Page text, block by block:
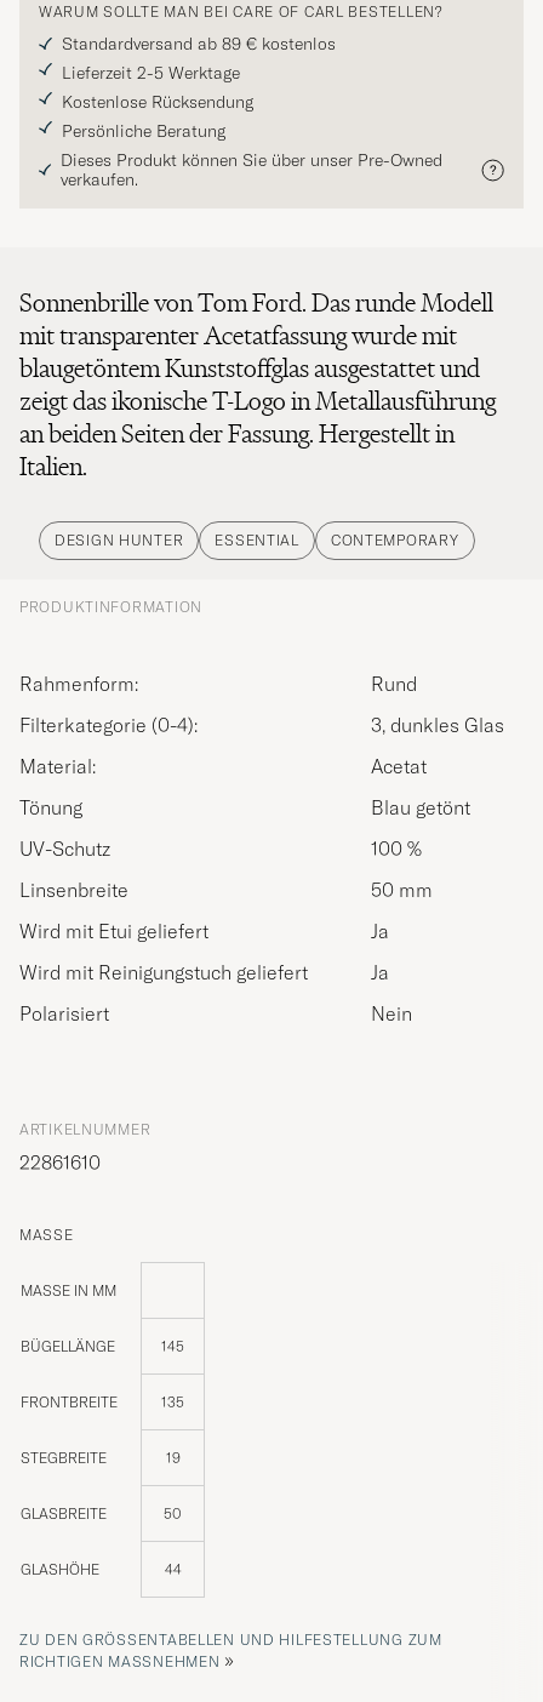
WARUM SOLLTE MAN BEI CARE OF CARL BESTELLEN?
Standardversand ab 89 € kostenlos
Lieferzeit 2-5 Werktage
Kostenlose Rücksendung
Persönliche Beratung
Dieses Produkt können Sie über unser Pre-Owned
verkaufen.
Sonnenbrille von Tom Ford. Das runde Modell
mit transparenter Acetatfassung wurde mit
blaugetöntem Kunststoffglas ausgestattet und
zeigt das ikonische T-Logo in Metallausführung
an beiden Seiten der Fassung. Hergestellt in
Italien.
DESIGN HUNTER ESSENTIAL CONTEMPORARY
PRODUKTINFORMATION
Rahmenform:
Rund
Filterkategorie (0-4):
3, dunkles Glas
Material:
Acetat
Tönung
Blau getönt
UV-Schutz
100 %
Linsenbreite
50 mm
Wird mit Etui geliefert
Ja
Wird mit Reinigungstuch geliefert
Ja
Polarisiert
Nein
ARTIKELNUMMER
22861610
MASSE
MASSE IN MM
BÜGELLÄNGE 145
FRONTBREITE 135
STEGBREITE 19
GLASBREITE 50
GLASHÖHE 44
ZU DEN GRÖSSENTABELLEN UND HILFESTELLUNG ZUM R
ICHTIGEN MASSNEHMEN
»